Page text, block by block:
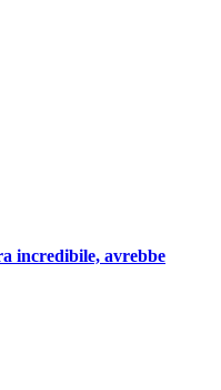
incredibile, avrebbe